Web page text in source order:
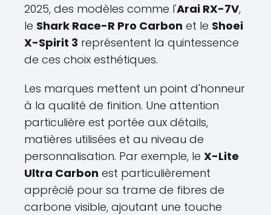
2025, des modèles comme l'Arai RX-7V,
le Shark Race-R Pro Carbon et le Shoei
X-Spirit 3 représentent la quintessence
de ces choix esthétiques.
Les marques mettent un point d'honneur
à la qualité de finition. Une attention
particulière est portée aux détails,
matières utilisées et au niveau de
personnalisation. Par exemple, le X-Lite
Ultra Carbon est particulièrement
apprécié pour sa trame de fibres de
carbone visible, ajoutant une touche